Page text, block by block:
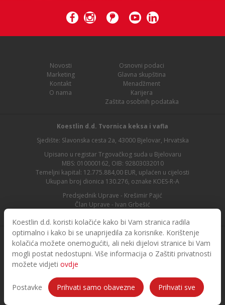
Koestlin d.d. koristi kolačiće kako bi Vam stranica radila
optimalno i kako bi se unaprijedila za korisnike. Korištenje
kolačića možete onemogućiti, ali neki dijelovi stranice bi Vam
mogli postat nedostupni. Više informacija o Zaštiti privatnosti
možete vidjeti ovdje
Postavke Prihvati samo obavezne Prihvati sve
Novosti
Marketing
Kontakt
O nama
Osnovni podaci
Glavna skupština
Menadžment
Karijera
Zaštita osobnih podataka
Koestlin d.d. Tvornica keksa i vafla
Sjedište: Slavonska cesta 2a, 43000 Bjelovar, Hrvatska
Upisano u registar Trgovačkog suda u Bjelovaru
MBS: 010000162, OIB: 92803032010
Temeljni kapital: 12.775.884,00 EUR, uplaćen u cijelosti
Ukupan broj dionica 130.276, oznake KOES-R-A
Predsjednik Uprave - Krešimir Pajić
Član Uprave - Ivan Grbešić
© 2026. Koestlin. Sva prava pridržana.
Designed and developed by